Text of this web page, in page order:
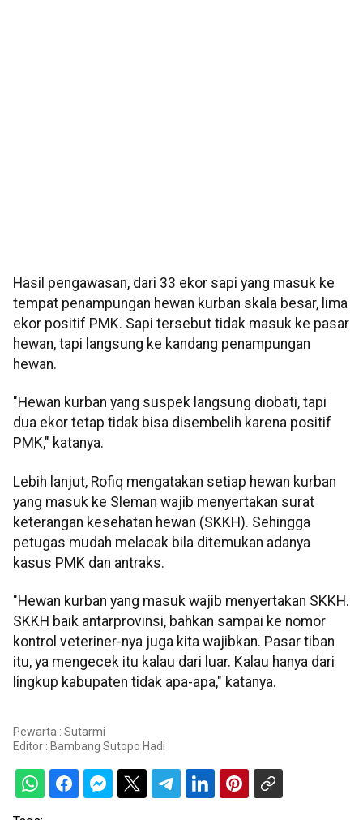
Hasil pengawasan, dari 33 ekor sapi yang masuk ke
tempat penampungan hewan kurban skala besar, lima
ekor positif PMK. Sapi tersebut tidak masuk ke pasar
hewan, tapi langsung ke kandang penampungan
hewan.
"Hewan kurban yang suspek langsung diobati, tapi
dua ekor tetap tidak bisa disembelih karena positif
PMK," katanya.
Lebih lanjut, Rofiq mengatakan setiap hewan kurban
yang masuk ke Sleman wajib menyertakan surat
keterangan kesehatan hewan (SKKH). Sehingga
petugas mudah melacak bila ditemukan adanya
kasus PMK dan antraks.
"Hewan kurban yang masuk wajib menyertakan SKKH.
SKKH baik antarprovinsi, bahkan sampai ke nomor
kontrol veteriner-nya juga kita wajibkan. Pasar tiban
itu, ya mengecek itu kalau dari luar. Kalau hanya dari
lingkup kabupaten tidak apa-apa," katanya.
Pewarta : Sutarmi
Editor : Bambang Sutopo Hadi